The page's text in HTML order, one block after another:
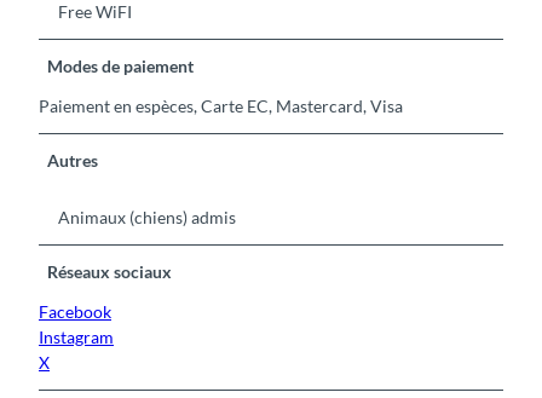
Free WiFI
Modes de paiement
Paiement en espèces, Carte EC, Mastercard, Visa
Autres
Animaux (chiens) admis
Réseaux sociaux
Facebook
Instagram
X